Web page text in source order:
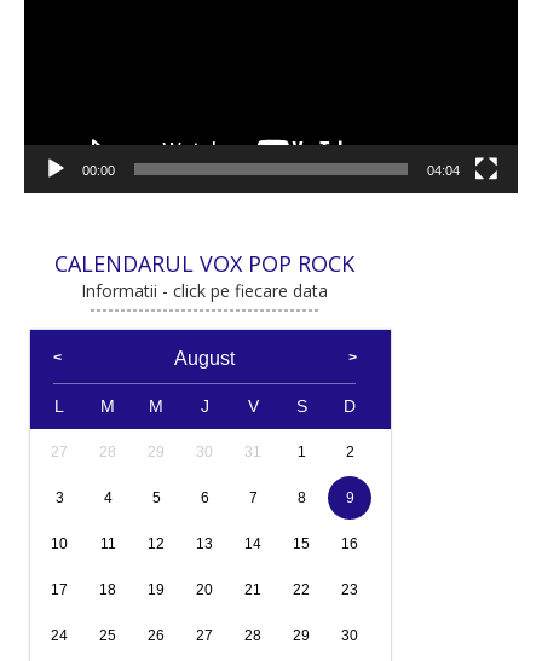
00:00 04:04
CALENDARUL VOX POP ROCK
Informatii - click pe fiecare data
August
L M M J V S D
27 28 29 30 31 1 2
3 4 5 6 7 8 9
10 11 12 13 14 15 16
17 18 19 20 21 22 23
24 25 26 27 28 29 30